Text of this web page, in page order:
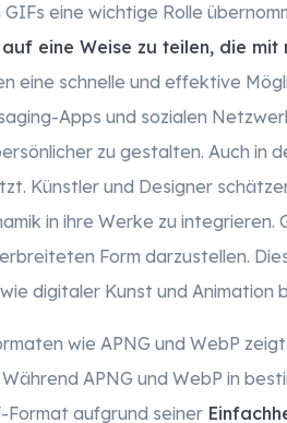
eine wichtige Rolle
eine Weise zu teilen, die
eine schnelle und effektive
Apps und sozialen
zu gestalten. Auch in
Künstler und Designer
in ihre Werke zu
Form darzustellen.
digitaler Kunst und Animation
wie APNG und WebP
APNG und WebP in
Format aufgrund seiner